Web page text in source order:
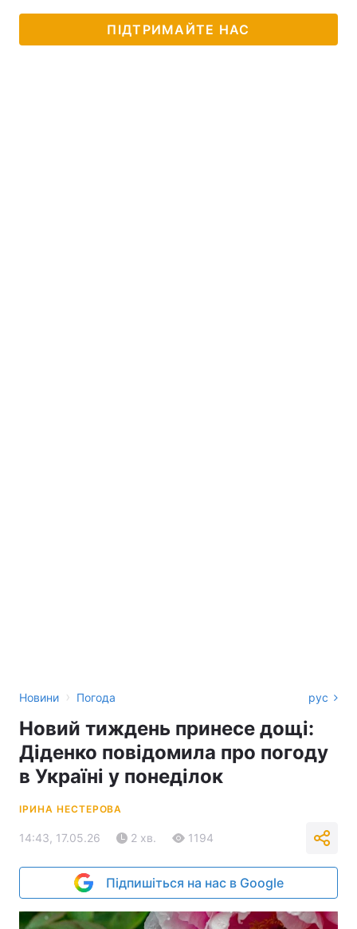
ПІДТРИМАЙТЕ НАС
Новини › Погода рус
Новий тиждень принесе дощі:
Діденко повідомила про погоду
в Україні у понеділок
ІРИНА НЕСТЕРОВА
14:43, 17.05.26 2 хв. 1194
Підпишіться на нас в Google